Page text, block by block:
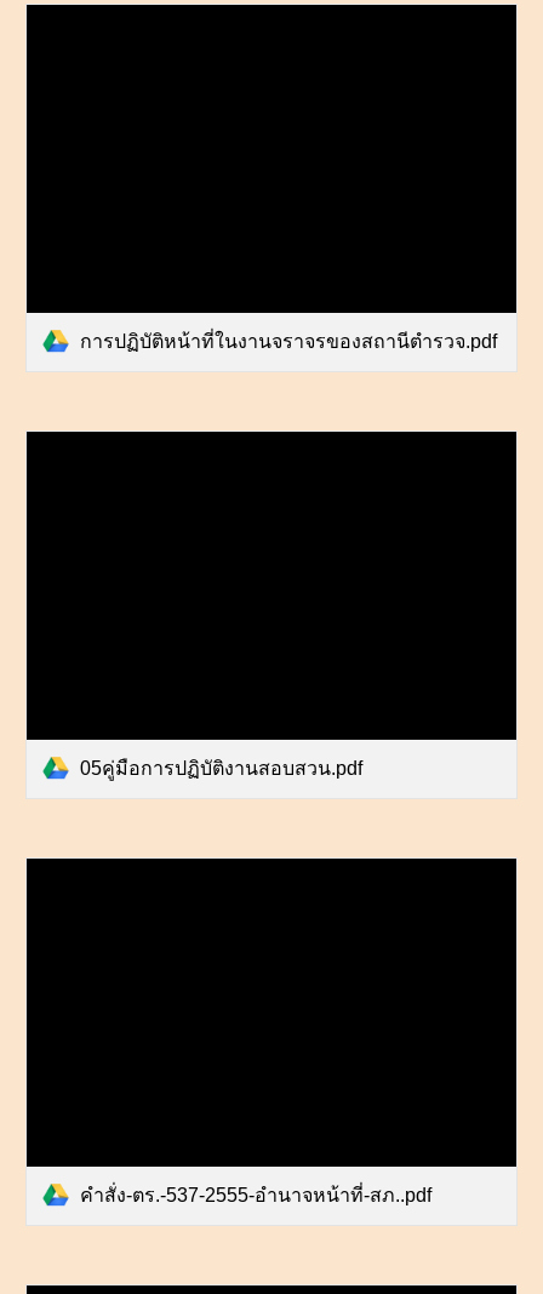
การปฏิบัติหน้าที่ในงานจราจรของสถานีตำรวจ.pdf
05คู่มือการปฏิบัติงานสอบสวน.pdf
คำสั่ง-ตร.-537-2555-อำนาจหน้าที่-สภ..pdf